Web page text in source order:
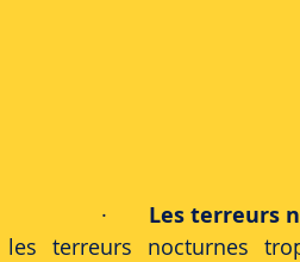
· Les terreurs
les terreurs nocturnes